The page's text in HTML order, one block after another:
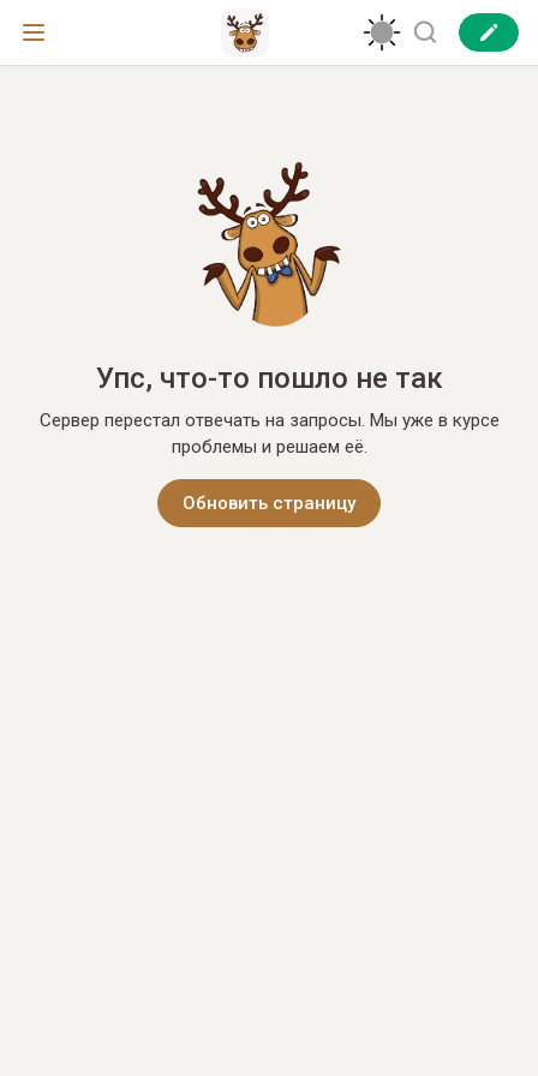
Упс, что-то пошло не так
Сервер перестал отвечать на запросы. Мы уже в курсе
проблемы и решаем её.
Обновить страницу